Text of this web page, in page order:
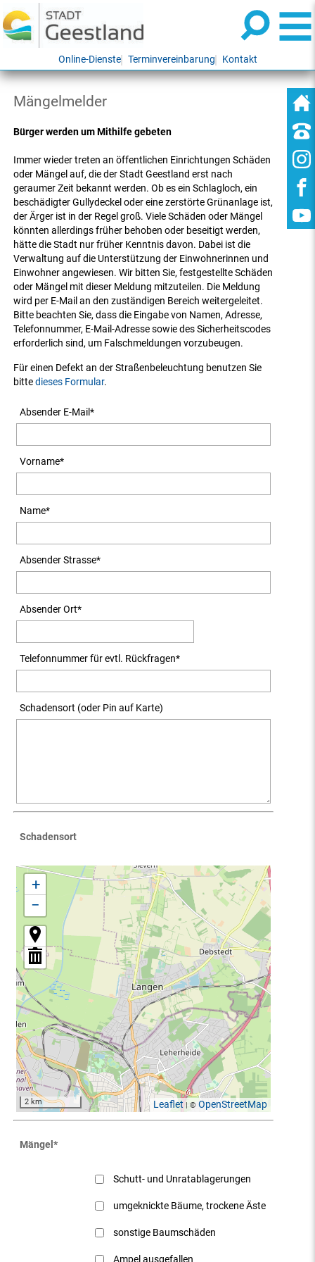
Online-Dienste Terminvereinbarung Kontakt
Mängelmelder
Bürger werden um Mithilfe gebeten
Immer wieder treten an öffentlichen Einrichtungen Schäden
oder Mängel auf, die der Stadt Geestland erst nach
geraumer Zeit bekannt werden. Ob es ein Schlagloch, ein
beschädigter Gullydeckel oder eine zerstörte Grünanlage ist,
der Ärger ist in der Regel groß. Viele Schäden oder Mängel
könnten allerdings früher behoben oder beseitigt werden,
hätte die Stadt nur früher Kenntnis davon. Dabei ist die
Verwaltung auf die Unterstützung der Einwohnerinnen und
Einwohner angewiesen. Wir bitten Sie, festgestellte Schäden
oder Mängel mit dieser Meldung mitzuteilen. Die Meldung
wird per E-Mail an den zuständigen Bereich weitergeleitet.
Bitte beachten Sie, dass die Eingabe von Namen, Adresse,
Telefonnummer, E-Mail-Adresse sowie des Sicherheitscodes
erforderlich sind, um Falschmeldungen vorzubeugen.
Für einen Defekt an der Straßenbeleuchtung benutzen Sie
bittedieses Formular.
Absender E-Mail*
Vorname*
Name*
Absender Strasse*
Absender Ort*
Telefonnummer für evtl. Rückfragen*
Schadensort (oder Pin auf Karte)
Schadensort
+
−
2 km Leaflet| © OpenStreetMap
Mängel*
Schutt- und Unratablagerungen
umgeknickte Bäume, trockene Äste
sonstige Baumschäden
Ampel ausgefallen